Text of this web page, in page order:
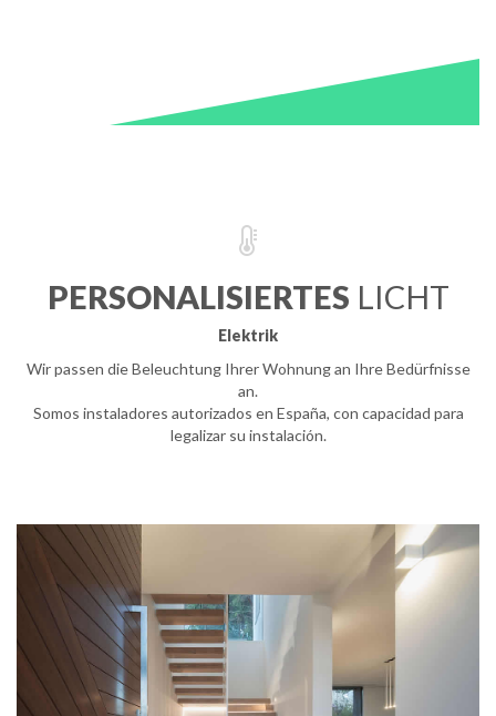
PERSONALISIERTES LICHT
Elektrik
Wir passen die Beleuchtung Ihrer Wohnung an Ihre Bedürfnisse
an.
Somos instaladores autorizados en España, con capacidad para
legalizar su instalación.